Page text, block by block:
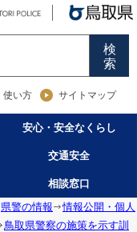
検
索
使い方 サイトマップ
安心・安全なくらし
交通安全
相談窓口
県警の情報
情報公開・個人
鳥取県警察の施策を示す訓